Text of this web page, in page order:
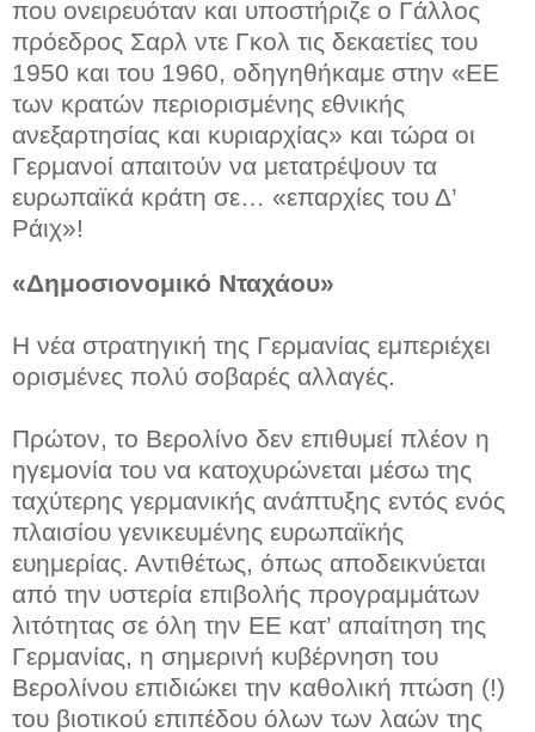
που ονειρευόταν και υποστήριζε ο Γάλλος
πρόεδρος Σαρλ ντε Γκολ τις δεκαετίες του
1950 και του 1960, οδηγηθήκαμε στην «ΕΕ
των κρατών περιορισμένης εθνικής
ανεξαρτησίας και κυριαρχίας» και τώρα οι
Γερμανοί απαιτούν να μετατρέψουν τα
ευρωπαϊκά κράτη σε… «επαρχίες του Δ’
Ράιχ»!
«Δημοσιονομικό Νταχάου»
Η νέα στρατηγική της Γερμανίας εμπεριέχει
ορισμένες πολύ σοβαρές αλλαγές.
Πρώτον, το Βερολίνο δεν επιθυμεί πλέον η
ηγεμονία του να κατοχυρώνεται μέσω της
ταχύτερης γερμανικής ανάπτυξης εντός ενός
πλαισίου γενικευμένης ευρωπαϊκής
ευημερίας. Αντιθέτως, όπως αποδεικνύεται
από την υστερία επιβολής προγραμμάτων
λιτότητας σε όλη την ΕΕ κατ’ απαίτηση της
Γερμανίας, η σημερινή κυβέρνηση του
Βερολίνου επιδιώκει την καθολική πτώση (!)
του βιοτικού επιπέδου όλων των λαών της